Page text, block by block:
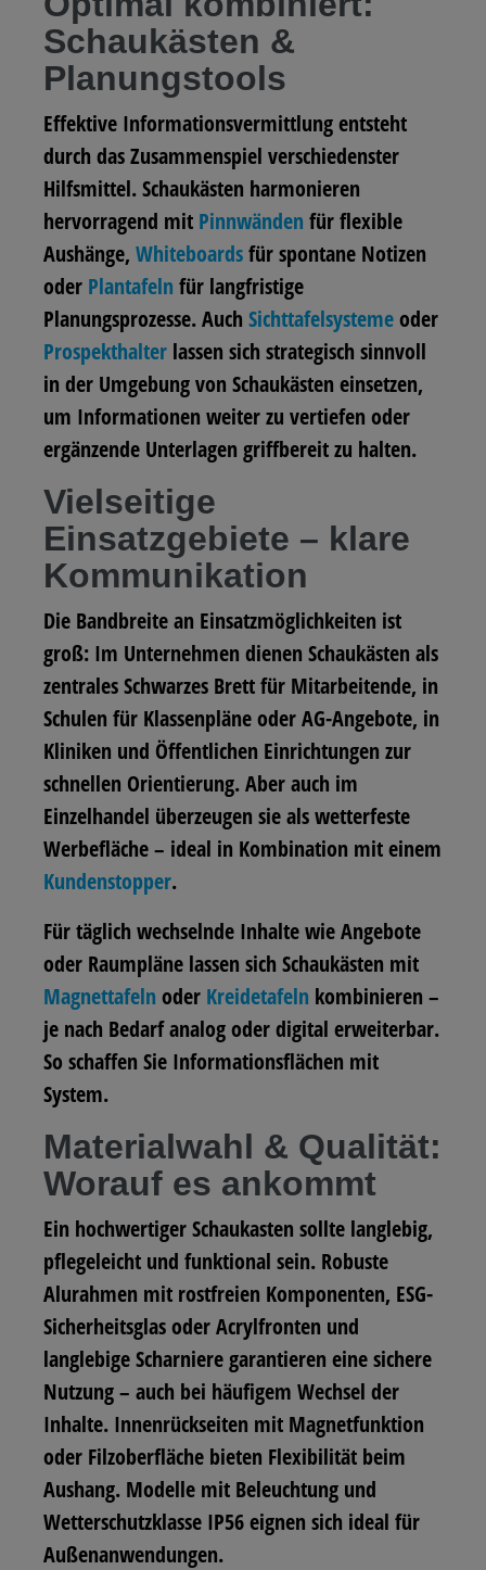
Schaukästen &
Planungstools
Effektive Informationsvermittlung entsteht
durch das Zusammenspiel verschiedenster
Hilfsmittel. Schaukästen harmonieren
hervorragend mit Pinnwänden für flexible
Aushänge, Whiteboardsfür spontane Notizen
oder Plantafeln für langfristige
Planungsprozesse. Auch Sichttafelsystemeoder
Prospekthalter lassen sich strategisch sinnvoll
in der Umgebung von Schaukästen einsetzen,
um Informationen weiter zu vertiefen oder
ergänzende Unterlagen griffbereit zu halten.
Vielseitige
Einsatzgebiete – klare
Kommunikation
Die Bandbreite an Einsatzmöglichkeiten ist
groß: Im Unternehmen dienen Schaukästen als
zentrales Schwarzes Brett für Mitarbeitende, in
Schulen für Klassenpläne oder AG-Angebote, in
Kliniken und Öffentlichen Einrichtungen zur
schnellen Orientierung. Aber auch im
Einzelhandel überzeugen sie als wetterfeste
Werbefläche – ideal in Kombination mit einem
Kundenstopper.
Für täglich wechselnde Inhalte wie Angebote
oder Raumpläne lassen sich Schaukästen mit
Magnettafeln oder Kreidetafeln kombinieren –
je nach Bedarf analog oder digital erweiterbar.
So schaffen Sie Informationsflächen mit
System.
Materialwahl & Qualität:
Worauf es ankommt
Ein hochwertiger Schaukasten sollte langlebig,
pflegeleicht und funktional sein. Robuste
Alurahmen mit rostfreien Komponenten, ESG-
Sicherheitsglas oder Acrylfronten und
langlebige Scharniere garantieren eine sichere
Nutzung – auch bei häufigem Wechsel der
Inhalte. Innenrückseiten mit Magnetfunktion
oder Filzoberfläche bieten Flexibilität beim
Aushang. Modelle mit Beleuchtung und
Wetterschutzklasse IP56 eignen sich ideal für
Außenanwendungen.